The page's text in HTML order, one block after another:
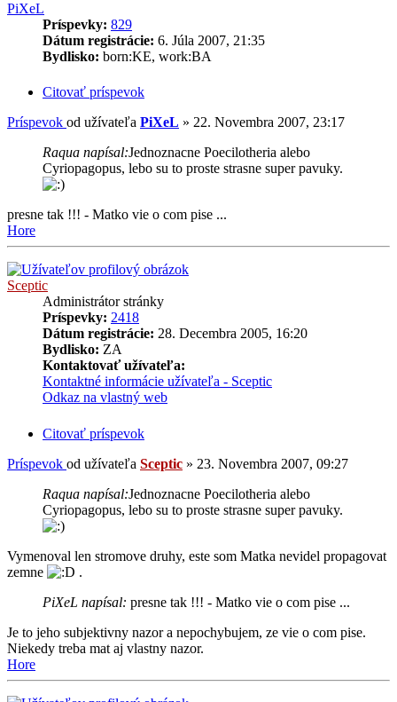
PiXeL
Príspevky: 829
Dátum registrácie: 6. Júla 2007, 21:35
Bydlisko: born:KE, work:BA
Citovať príspevok
Príspevok od užívateľa PiXeL » 22. Novembra 2007, 23:17
Raqua napísal:Jednoznacne Poecilotheria alebo
Cyriopagopus, lebo su to proste strasne super pavuky.
presne tak !!! - Matko vie o com pise ...
Hore
Sceptic
Administrátor stránky
Príspevky: 2418
Dátum registrácie: 28. Decembra 2005, 16:20
Bydlisko: ZA
Kontaktovať užívateľa:
Kontaktné informácie užívateľa - Sceptic
Odkaz na vlastný web
Citovať príspevok
Príspevok od užívateľa Sceptic » 23. Novembra 2007, 09:27
Raqua napísal:Jednoznacne Poecilotheria alebo
Cyriopagopus, lebo su to proste strasne super pavuky.
Vymenoval len stromove druhy, este som Matka nevidel propagovat
zemne
.
PiXeL napísal: presne tak !!! - Matko vie o com pise ...
Je to jeho subjektivny nazor a nepochybujem, ze vie o com pise.
Niekedy treba mat aj vlastny nazor.
Hore